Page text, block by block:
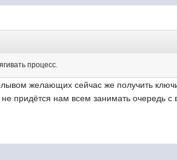
процесс.
желающих сейчас же получить
придётся нам всем занимать очередь с